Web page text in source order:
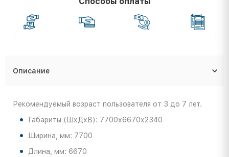
Описание
Рекомендуемый возраст пользователя от 3 до 7 лет.
Габариты (ШхДхВ): 7700х6670х2340
Ширина, мм: 7700
Длина, мм: 6670